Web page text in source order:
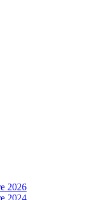
2026
2024